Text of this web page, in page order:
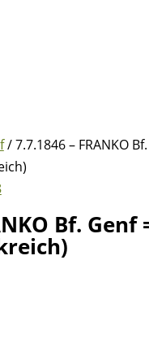
/ 7.7.1846 – FRANKO Bf.
Bf. Genf